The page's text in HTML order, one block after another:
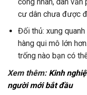
cư dân chưa được
Đối thủ: xung
hàng qui mô lớn
trống nào bạn có
Xem thêm: Kinh
người mới bắt đầu